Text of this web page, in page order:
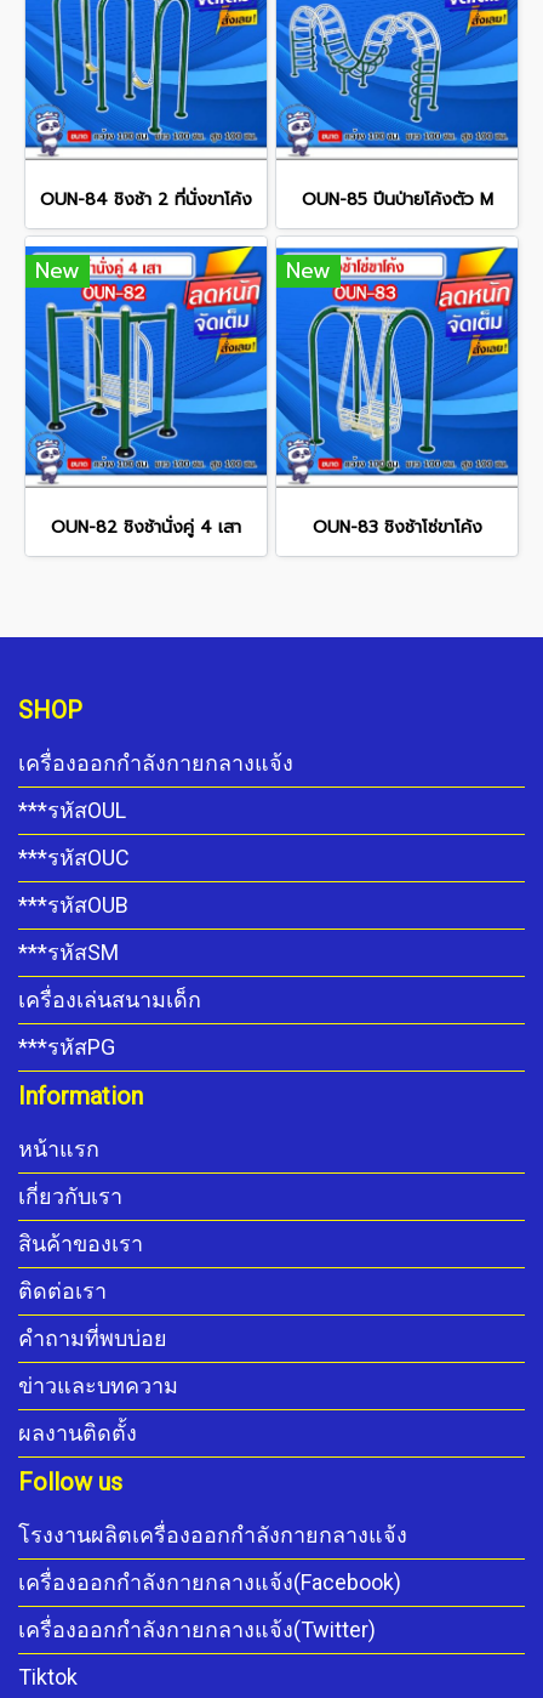
OUN-84 ชิงช้า 2 ที่นั่งขาโค้ง OUN-85 ปีนป่ายโค้งตัว M
New
OUN-82 ชิงช้านั่งคู่ 4 เสา
New
OUN-83 ชิงช้าโซ่ขาโค้ง
SHOP
เครื่องออกกำลังกายกลางแจ้ง
***รหัสOUL
***รหัสOUC
***รหัสOUB
***รหัสSM
เครื่องเล่นสนามเด็ก
***รหัสPG
Information
หน้าแรก
เกี่ยวกับเรา
สินค้าของเรา
ติดต่อเรา
คำถามที่พบบ่อย
ข่าวและบทความ
ผลงานติดตั้ง
Follow us
โรงงานผลิตเครื่องออกกำลังกายกลางแจ้ง
เครื่องออกกำลังกายกลางแจ้ง(Facebook)
เครื่องออกกำลังกายกลางแจ้ง(Twitter)
Tiktok